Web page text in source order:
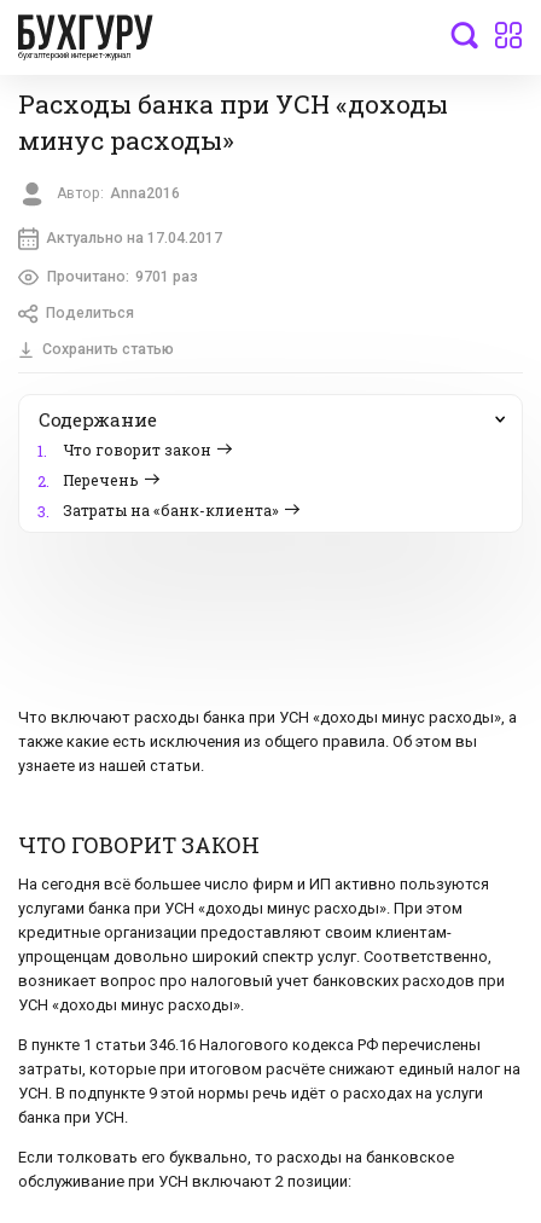
бухгалтерский интернет-журнал
Расходы банка при УСН «доходы
минус расходы»
Автор: Anna2016
Актуально на 17.04.2017
Прочитано: 9701 раз
Поделиться
Сохранить статью
Содержание
1.
Что говорит закон
2.
Перечень
3.
Затраты на «банк-клиента»
Что включают расходы банка при УСН «доходы минус расходы», а
также какие есть исключения из общего правила. Об этом вы
узнаете из нашей статьи.
ЧТО ГОВОРИТ ЗАКОН
На сегодня всё большее число фирм и ИП активно пользуются
услугами банка при УСН «доходы минус расходы». При этом
кредитные организации предоставляют своим клиентам-
упрощенцам довольно широкий спектр услуг. Соответственно,
возникает вопрос про налоговый учет банковских расходов при
УСН «доходы минус расходы».
В пункте 1 статьи 346.16 Налогового кодекса РФ перечислены
затраты, которые при итоговом расчёте снижают единый налог на
УСН. В подпункте 9 этой нормы речь идёт о расходах на услуги
банка при УСН.
Если толковать его буквально, то расходы на банковское
обслуживание при УСН включают 2 позиции: